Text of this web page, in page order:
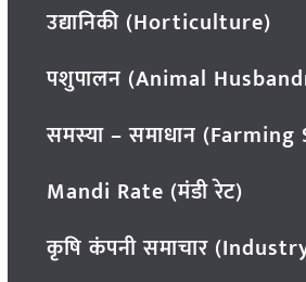
उद्यानिकी (Horticulture)
पशुपालन (Animal
समस्या – समाधान
Mandi Rate (मंडी रेट)
कृषि कंपनी समाचार